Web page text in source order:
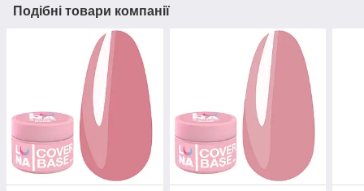
Подібні товари компанії